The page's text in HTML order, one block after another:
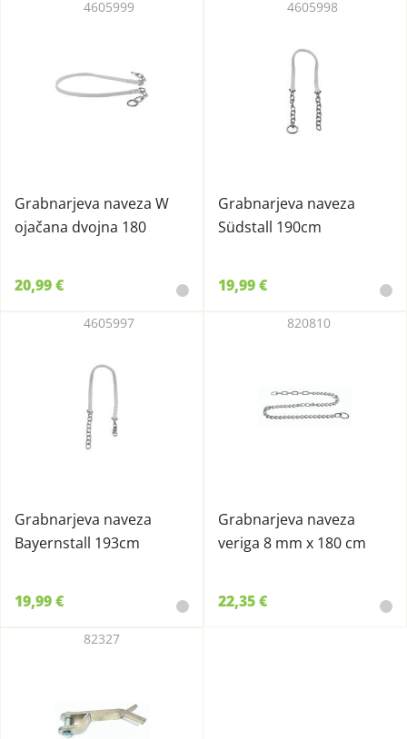
Grabnarjeva naveza W
ojačana dvojna 180
4605999
20,99 €
Grabnarjeva naveza
Südstall 190cm
4605998
19,99 €
Grabnarjeva naveza
Bayernstall 193cm
4605997
19,99 €
Grabnarjeva naveza
veriga 8 mm x 180 cm
820810
22,35 €
82327